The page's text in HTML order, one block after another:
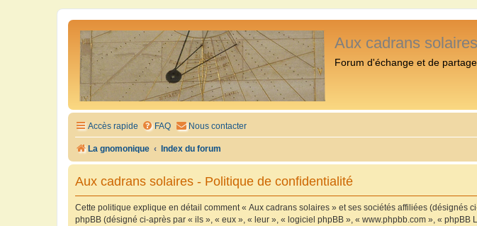
Aux cadrans solaires
Forum d'échange et de
Accès rapide FAQ Nous contacter
La gnomonique Index du forum
Aux cadrans solaires - Politique de confidentialité
Cette politique explique en détail comment « Aux cadrans solaires » et ses sociétés affiliées (désignés
phpBB (désigné ci-après par « ils », « eux », « leur », « logiciel phpBB », « www.phpbb.com », «